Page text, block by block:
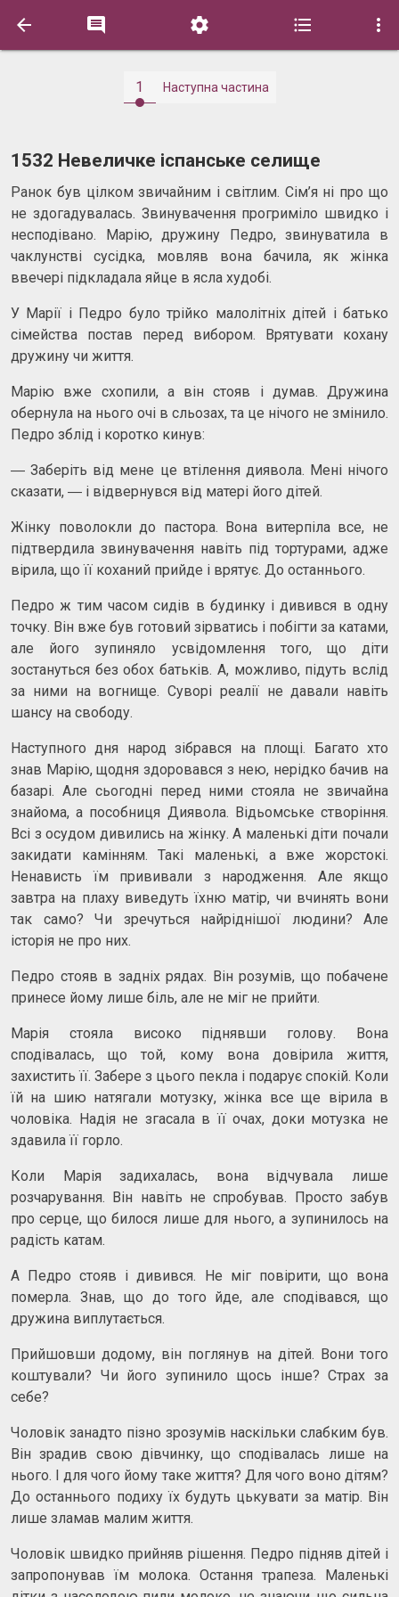
    
1 Наступна частина
1532 Невеличке іспанське селище
Ранок був цілком звичайним і світлим. Сім’я ні про що
не здогадувалась. Звинувачення прогриміло швидко і
несподівано. Марію, дружину Педро, звинуватила в
чаклунстві сусідка, мовляв вона бачила, як жінка
ввечері підкладала яйце в ясла худобі.
У Марії і Педро було трійко малолітніх дітей і батько
сімейства постав перед вибором. Врятувати кохану
дружину чи життя.
Марію вже схопили, а він стояв і думав. Дружина
обернула на нього очі в сльозах, та це нічого не змінило.
Педро зблід і коротко кинув:
― Заберіть від мене це втілення диявола. Мені нічого
сказати, ― і відвернувся від матері його дітей.
Жінку поволокли до пастора. Вона витерпіла все, не
підтвердила звинувачення навіть під тортурами, адже
вірила, що її коханий прийде і врятує. До останнього.
Педро ж тим часом сидів в будинку і дивився в одну
точку. Він вже був готовий зірватись і побігти за катами,
але його зупиняло усвідомлення того, що діти
зостануться без обох батьків. А, можливо, підуть вслід
за ними на вогнище. Суворі реалії не давали навіть
шансу на свободу.
Наступного дня народ зібрався на площі. Багато хто
знав Марію, щодня здоровався з нею, нерідко бачив на
базарі. Але сьогодні перед ними стояла не звичайна
знайома, а пособниця Диявола. Відьомське створіння.
Всі з осудом дивились на жінку. А маленькі діти почали
закидати камінням. Такі маленькі, а вже жорстокі.
Ненависть їм прививали з народження. Але якщо
завтра на плаху виведуть їхню матір, чи вчинять вони
так само? Чи зречуться найріднішої людини? Але
історія не про них.
Педро стояв в задніх рядах. Він розумів, що побачене
принесе йому лише біль, але не міг не прийти.
Марія стояла високо піднявши голову. Вона
сподівалась, що той, кому вона довірила життя,
захистить її. Забере з цього пекла і подарує спокій. Коли
їй на шию натягали мотузку, жінка все ще вірила в
чоловіка. Надія не згасала в її очах, доки мотузка не
здавила її горло.
Коли Марія задихалась, вона відчувала лише
розчарування. Він навіть не спробував. Просто забув
про серце, що билося лише для нього, а зупинилось на
радість катам.
А Педро стояв і дивився. Не міг повірити, що вона
померла. Знав, що до того йде, але сподівався, що
дружина виплутається.
Прийшовши додому, він поглянув на дітей. Вони того
коштували? Чи його зупинило щось інше? Страх за
себе?
Чоловік занадто пізно зрозумів наскільки слабким був.
Він зрадив свою дівчинку, що сподівалась лише на
нього. І для чого йому таке життя? Для чого воно дітям?
До останнього подиху їх будуть цькувати за матір. Він
лише зламав малим життя.
Чоловік швидко прийняв рішення. Педро підняв дітей і
запропонував їм молока. Остання трапеза. Маленькі